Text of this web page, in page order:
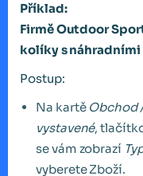
Příklad:
Firmě Outdoor
kolíky s
Postup:
Na kartě Obchod
vystavené,
se vám zobrazí
vyberete Zboží.